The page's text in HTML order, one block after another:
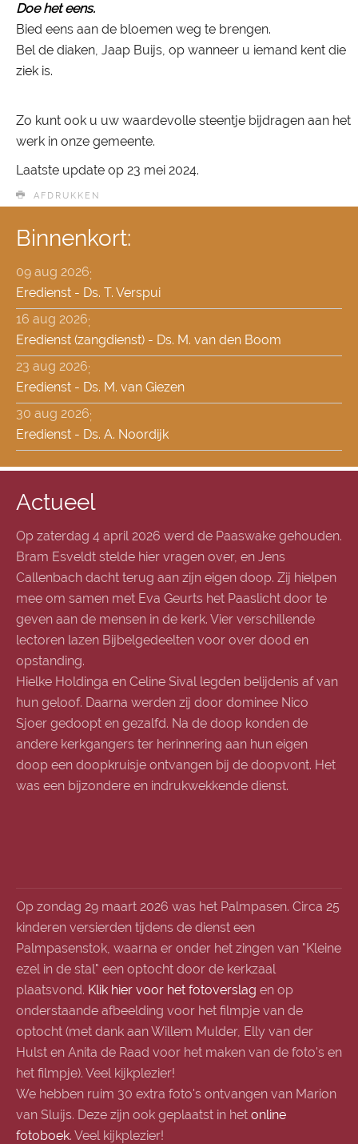
Doe het eens.
Bied eens aan de bloemen weg te brengen.
Bel de diaken, Jaap Buijs, op wanneer u iemand kent die
ziek is.
Zo kunt ook u uw waardevolle steentje bijdragen aan het
werk in onze gemeente.
Laatste update op 23 mei 2024.
AFDRUKKEN
Binnenkort:
09 aug 2026;
Eredienst - Ds. T. Verspui
16 aug 2026;
Eredienst (zangdienst) - Ds. M. van den Boom
23 aug 2026;
Eredienst - Ds. M. van Giezen
30 aug 2026;
Eredienst - Ds. A. Noordijk
Actueel
Op zaterdag 4 april 2026 werd de Paaswake gehouden.
Bram Esveldt stelde hier vragen over, en Jens
Callenbach dacht terug aan zijn eigen doop. Zij hielpen
mee om samen met Eva Geurts het Paaslicht door te
geven aan de mensen in de kerk. Vier verschillende
lectoren lazen Bijbelgedeelten voor over dood en
opstanding.
Hielke Holdinga en Celine Sival legden belijdenis af van
hun geloof. Daarna werden zij door dominee Nico
Sjoer gedoopt en gezalfd. Na de doop konden de
andere kerkgangers ter herinnering aan hun eigen
doop een doopkruisje ontvangen bij de doopvont. Het
was een bijzondere en indrukwekkende dienst.
Op zondag 29 maart 2026 was het Palmpasen. Circa 25
kinderen versierden tijdens de dienst een
Palmpasenstok, waarna er onder het zingen van "Kleine
ezel in de stal" een optocht door de kerkzaal
plaatsvond. Klik hier voor het fotoverslag en op
onderstaande afbeelding voor het filmpje van de
optocht (met dank aan Willem Mulder, Elly van der
Hulst en Anita de Raad voor het maken van de foto's en
het filmpje). Veel kijkplezier!
We hebben ruim 30 extra foto's ontvangen van Marion
van Sluijs. Deze zijn ook geplaatst in het online
fotoboek. Veel kijkplezier!